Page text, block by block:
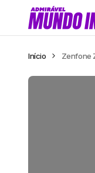
Início Zenfone